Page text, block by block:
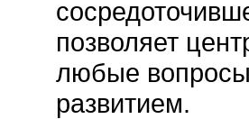
позволяет
любые
развитием.